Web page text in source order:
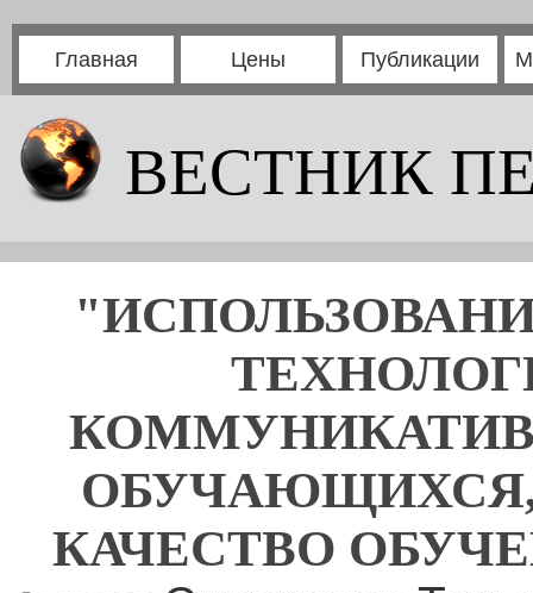
Главная Цены Публикации
ВЕСТНИК
КАЧЕСТВО